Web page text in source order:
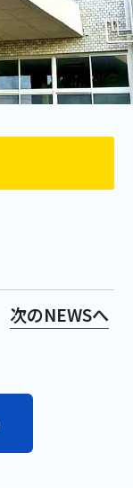
次のNEWSへ